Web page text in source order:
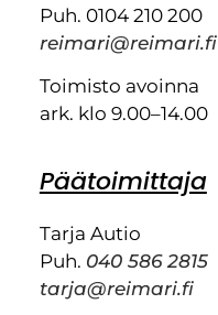
Puh. 0104 210 200
reimari@reimari.fi
Toimisto avoinna
ark. klo 9.00–14.00
Päätoimittaja
Tarja Autio
Puh. 040 586 2815
tarja@reimari.fi